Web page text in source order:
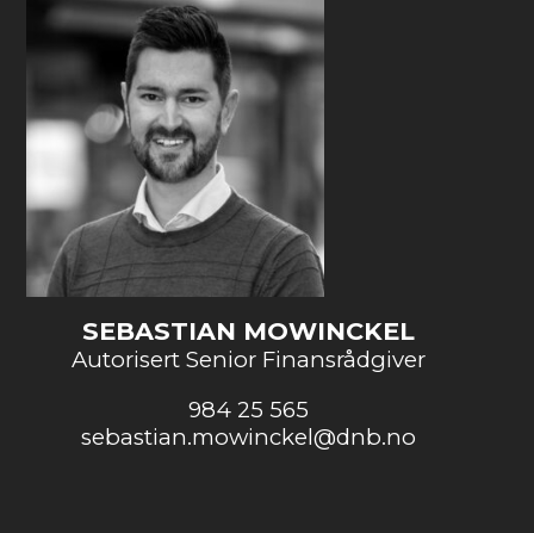
SEBASTIAN MOWINCKEL
Autorisert Senior Finansrådgiver
984 25 565
sebastian.mowinckel@dnb.no